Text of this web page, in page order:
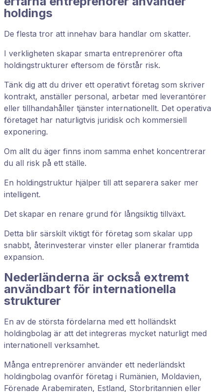
holdings
De flesta tror att innehav bara handlar om skatter.
I verkligheten skapar smarta entreprenörer ofta
holdingstrukturer eftersom de förstår risk.
Tänk dig att du driver ett operativt företag som skriver
kontrakt, anställer personal, arbetar med leverantörer
eller tillhandahåller tjänster internationellt. Det operativa
företaget har naturligtvis juridisk och kommersiell
exponering.
Om allt du äger finns inom samma enhet koncentrerar
du all risk på ett ställe.
En holdingstruktur hjälper till att separera saker mer
intelligent.
Det skapar en renare grund för långsiktig tillväxt.
Detta blir särskilt viktigt för företag som skalar upp
snabbt, återinvesterar vinster eller planerar framtida
expansion.
Nederländerna är också extremt
användbart för internationella
strukturer
En av de största fördelarna med ett holländskt
holdingbolag är att det integreras mycket naturligt med
internationell verksamhet.
Många entreprenörer använder ett nederländskt
holdingbolag ovanför företag i Rumänien, Moldavien,
Förenade Arabemiraten, Estland, Storbritannien eller